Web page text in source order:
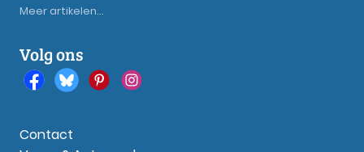
Meer artikelen...
Volg ons
Contact